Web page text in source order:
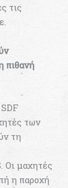
τις
πιθανή
των
τη
Οι μαχητές
η παροχή